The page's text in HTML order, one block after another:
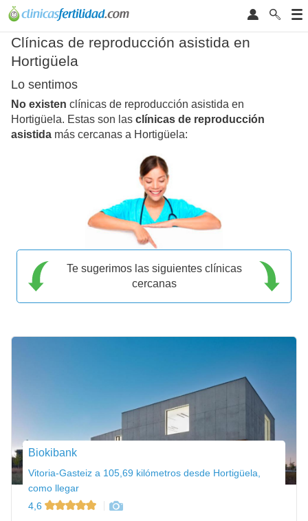
Clínicas de reproducción asistida en
Hortigüela
Lo sentimos
No existen clínicas de reproducción asistida en
Hortigüela. Estas son las clínicas de reproducción
asistida más cercanas a Hortigüela:
Te sugerimos las siguientes clínicas
cercanas
Biokibank
Vitoria-Gasteiz a 105,69 kilómetros desde Hortigüela,
como llegar
4,6